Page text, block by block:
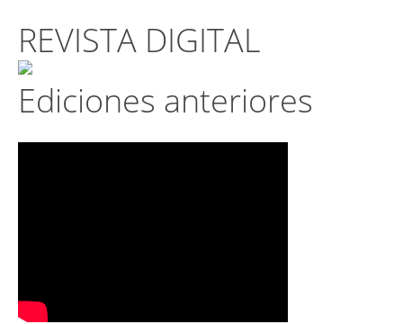
REVISTA DIGITAL
Ediciones anteriores